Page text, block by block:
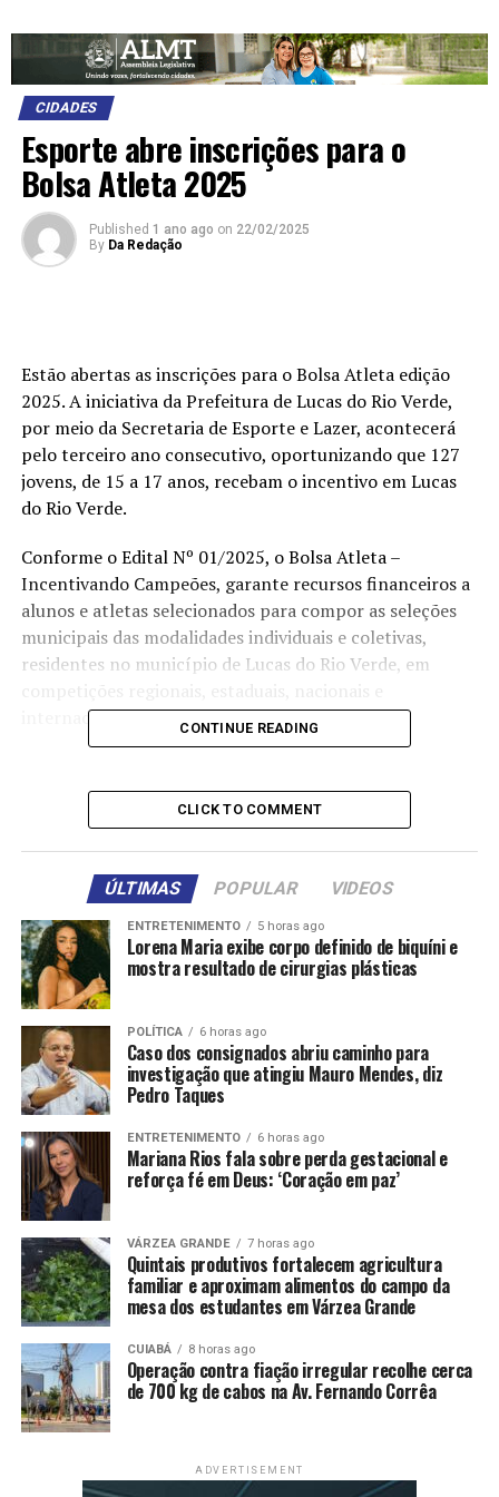
CIDADES
Esporte abre inscrições para o
Bolsa Atleta 2025
Published 1 ano ago on 22/02/2025
By Da Redação
Estão abertas as inscrições para o Bolsa Atleta edição
2025. A iniciativa da Prefeitura de Lucas do Rio Verde,
por meio da Secretaria de Esporte e Lazer, acontecerá
pelo terceiro ano consecutivo, oportunizando que 127
jovens, de 15 a 17 anos, recebam o incentivo em Lucas
do Rio Verde.
Conforme o Edital Nº 01/2025, o Bolsa Atleta –
Incentivando Campeões, garante recursos financeiros a
alunos e atletas selecionados para compor as seleções
municipais das modalidades individuais e coletivas,
residentes no município de Lucas do Rio Verde, em
internacionais.
em qualquer uma das categorias, deve encaminhar a
documentação no site da prefeitura, no seguinte link:
https://www.lucasdorioverde.mt.gov.br/site/carta-
de-servicos/198
O incentivo do Bolsa Atleta Municipal garantiu no ano
passado um repasse de R$ 364 mil aos esportistas. Já em
2025, o incentivo deve totalizar R$ 440 mil.
As inscrições vão até 09 de março, já a publicação dos
aprovados deve ser divulgada no dia 04 de abril.
Categorias e valores
Na categoria Bolsa Atleta Municipal serão 127 bolsas,
com valor mensal de R$ 250,00, totalizando R$
3.000,00, divididos em 12 meses. Já na Categoria
Nacional, são até 11 bolsas, com valores
correspondentes à R$ 200,00, que serão concedidos em
12 parcelas, totalizando R$ 2.400,00.
A Categoria Estadual vai oferecer até 11 bolsas na
categoria, garantindo aos beneficiados valores
correspondentes à R$ 150,00 que serão concedidos em
12 parcelas, totalizando R $1.800,00. A Categoria
Diamante vai ofertar até 11 bolsas, sendo o auxílio de R$
CONTINUE READING
CLICK TO COMMENT
ÚLTIMAS POPULAR VIDEOS
ENTRETENIMENTO 5 horas ago
Lorena Maria exibe corpo definido de biquíni e
mostra resultado de cirurgias plásticas
POLÍTICA 6 horas ago
Caso dos consignados abriu caminho para
investigação que atingiu Mauro Mendes, diz
Pedro Taques
ENTRETENIMENTO 6 horas ago
Mariana Rios fala sobre perda gestacional e
reforça fé em Deus: ‘Coração em paz’
VÁRZEA GRANDE 7 horas ago
Quintais produtivos fortalecem agricultura
familiar e aproximam alimentos do campo da
mesa dos estudantes em Várzea Grande
CUIABÁ 8 horas ago
Operação contra fiação irregular recolhe cerca
de 700 kg de cabos na Av. Fernando Corrêa
ADVERTISEMENT